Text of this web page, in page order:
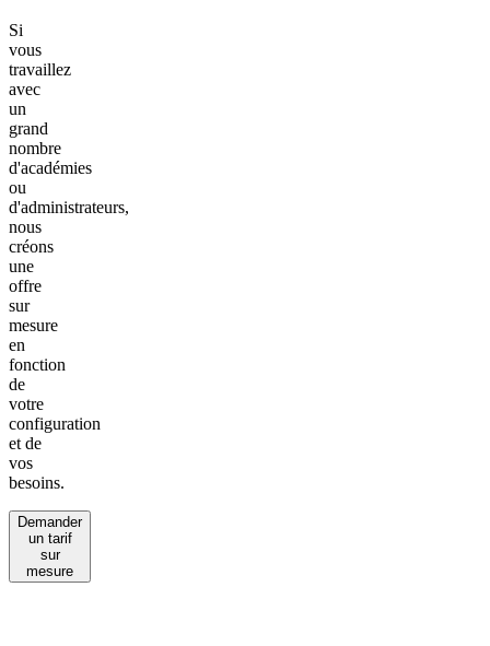
Si
vous
travaillez
avec
un
grand
nombre
d'académies
ou
d'administrateurs,
nous
créons
une
offre
sur
mesure
en
fonction
de
votre
configuration
et de
vos
besoins.
Demander
un tarif
sur
mesure